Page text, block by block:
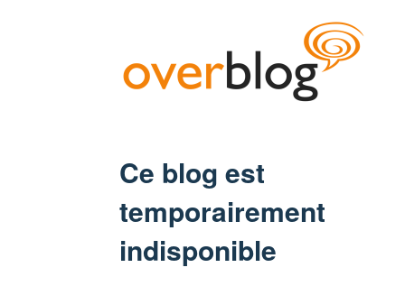
Ce blog est
temporairement
indisponible